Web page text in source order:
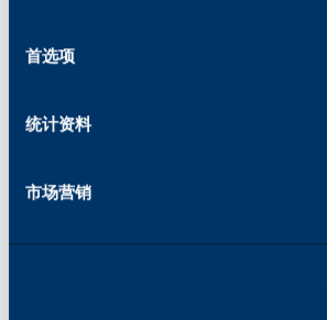
首选项
统计资料
市场营销
分享